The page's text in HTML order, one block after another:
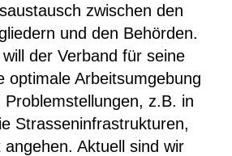
zwischen den
und den Behörden.
der Verband für seine
optimale Arbeitsumgebung
z.B. in
Strasseninfrastrukturen,
angehen. Aktuell sind wir